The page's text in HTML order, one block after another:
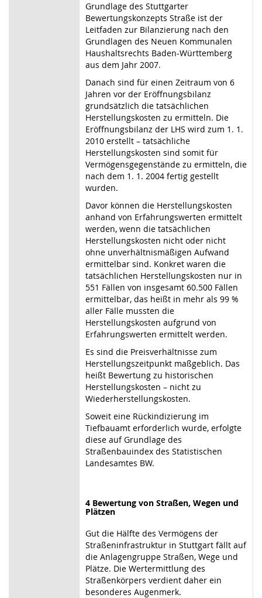
Grundlage des Stuttgarter
Bewertungskonzepts Straße ist der
Leitfaden zur Bilanzierung nach den
Grundlagen des Neuen Kommunalen
Haushaltsrechts Baden-Württemberg
aus dem Jahr 2007.
Danach sind für einen Zeitraum von 6
Jahren vor der Eröffnungsbilanz
grundsätzlich die tatsächlichen
Herstellungskosten zu ermitteln. Die
Eröffnungsbilanz der LHS wird zum 1. 1.
2010 erstellt – tatsächliche
Herstellungskosten sind somit für
Vermögensgegenstände zu ermitteln, die
nach dem 1. 1. 2004 fertig gestellt
wurden.
Davor können die Herstellungskosten
anhand von Erfahrungswerten ermittelt
werden, wenn die tatsächlichen
Herstellungskosten nicht oder nicht
ohne unverhältnismäßigen Aufwand
ermittelbar sind. Konkret waren die
tatsächlichen Herstellungskosten nur in
551 Fällen von insgesamt 60.500 Fällen
ermittelbar, das heißt in mehr als 99 %
aller Fälle mussten die
Herstellungskosten aufgrund von
Erfahrungswerten ermittelt werden.
Es sind die Preisverhältnisse zum
Herstellungszeitpunkt maßgeblich. Das
heißt Bewertung zu historischen
Herstellungskosten – nicht zu
Wiederherstellungskosten.
Soweit eine Rückindizierung im
Tiefbauamt erforderlich wurde, erfolgte
diese auf Grundlage des
Straßenbauindex des Statistischen
Landesamtes BW.
4 Bewertung von Straßen, Wegen und
Plätzen
Gut die Hälfte des Vermögens der
Straßeninfrastruktur in Stuttgart fällt auf
die Anlagengruppe Straßen, Wege und
Plätze. Die Wertermittlung des
Straßenkörpers verdient daher ein
besonderes Augenmerk.